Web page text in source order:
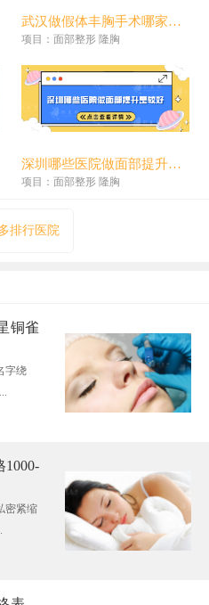
武汉做假体丰胸手术哪家医院好？好口碑实力医院分享
项目：面部整形 隆胸
深圳哪些医院做面部提升是较好？盘点5家当地好口碑医院
项目：面部整形 隆胸
排行医院
铜雀
字绕
1000-
密紧缩